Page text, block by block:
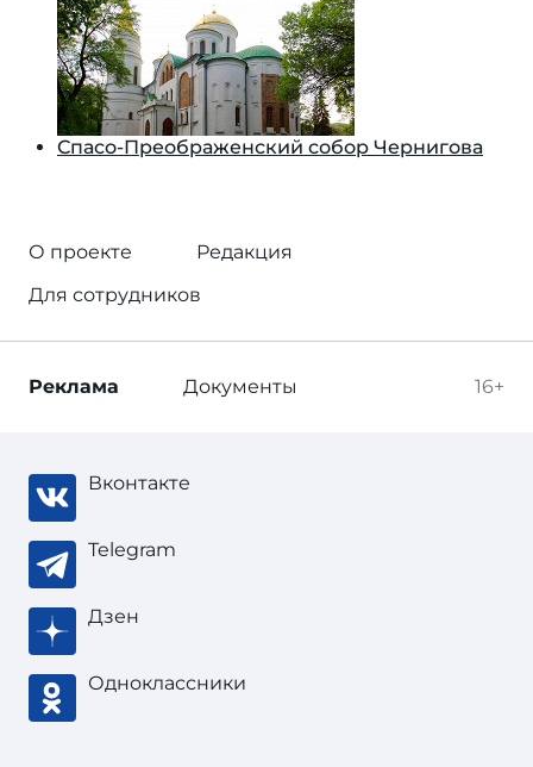
Спасо-Преображенский собор Чернигова
О проекте
Редакция
Для сотрудников
16+
Реклама Документы
Вконтакте
Telegram
Дзен
Одноклассники